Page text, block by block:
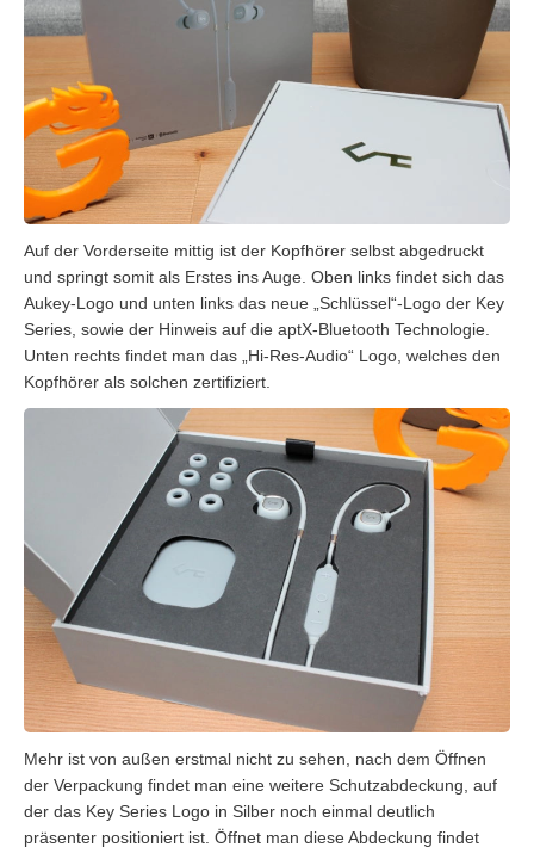
Auf der Vorderseite mittig ist der Kopfhörer selbst abgedruckt
und springt somit als Erstes ins Auge. Oben links findet sich das
Aukey-Logo und unten links das neue „Schlüssel“-Logo der Key
Series, sowie der Hinweis auf die aptX-Bluetooth Technologie.
Unten rechts findet man das „Hi-Res-Audio“ Logo, welches den
Kopfhörer als solchen zertifiziert.
Mehr ist von außen erstmal nicht zu sehen, nach dem Öffnen
der Verpackung findet man eine weitere Schutzabdeckung, auf
der das Key Series Logo in Silber noch einmal deutlich
präsenter positioniert ist. Öffnet man diese Abdeckung findet